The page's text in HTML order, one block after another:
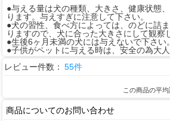
●与える量は犬の種類、大きさ、健康状態
ります。与えすぎに注意して下さい。
●犬の習性、食べ方によっては、のどに詰
りますので、犬に合った大きさにして観察
●生後6ヶ月未満の犬には与えないで下さい。
●子供がペットに与える時は、安全の為大
レビュー件数： 55件
この商品の平均
商品についてのお問い合わせ